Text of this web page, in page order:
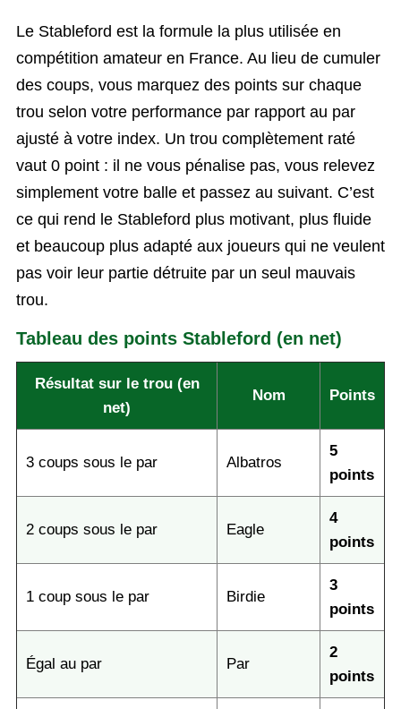
Le Stableford est la formule la plus utilisée en
compétition amateur en France. Au lieu de cumuler
des coups, vous marquez des points sur chaque
trou selon votre performance par rapport au par
ajusté à votre index. Un trou complètement raté
vaut 0 point : il ne vous pénalise pas, vous relevez
simplement votre balle et passez au suivant. C’est
ce qui rend le Stableford plus motivant, plus fluide
et beaucoup plus adapté aux joueurs qui ne veulent
pas voir leur partie détruite par un seul mauvais
trou.
Tableau des points Stableford (en net)
Résultat sur le trou (en
net)
Nom Points
3 coups sous le par Albatros
5
points
2 coups sous le par Eagle
4
points
1 coup sous le par Birdie
3
points
Égal au par Par
2
points